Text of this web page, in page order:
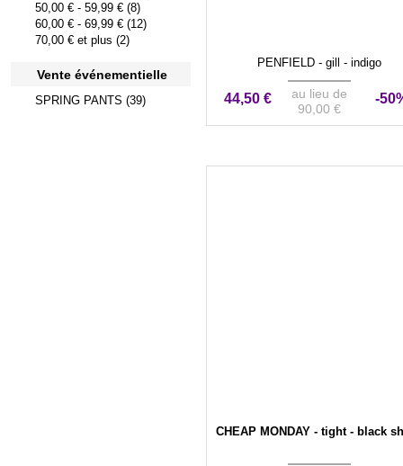
50,00 € -59,99 € (8)
60,00 € -69,99 € (12)
70,00 € et plus (2)
Vente événementielle
SPRING PANTS (39)
PENFIELD - gill - indigo
44,50 €
au lieu de
90,00 €
-
CHEAP MONDAY - tight - black